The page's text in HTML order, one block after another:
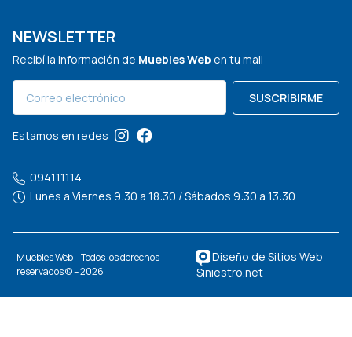
NEWSLETTER
Recibí la información de Muebles Web en tu mail
SUSCRIBIRME
Estamos en redes
094111114
Lunes a Viernes 9:30 a 18:30 / Sábados 9:30 a 13:30
Muebles Web – Todos los derechos
reservados © – 2026
Diseño de Sitios Web
Siniestro.net